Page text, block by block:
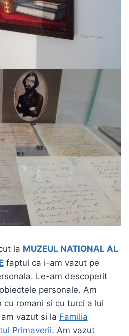
la MUZEUL NATIONAL AL
faptul ca i-am vazut pe
Le-am descoperit
personale. Am
romani si cu turci a lui
vazut si la Familia
Primaverii. Am vazut